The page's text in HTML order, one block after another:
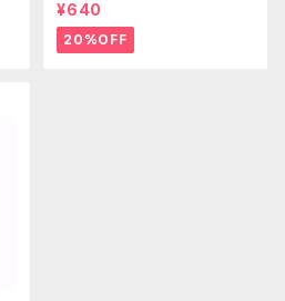
¥640
20%OFF